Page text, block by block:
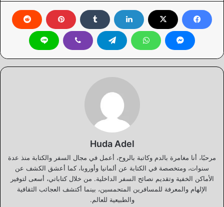
Huda Adel
مرحبًا، أنا مغامرة بالدم وكاتبة بالروح، أعمل في مجال السفر والكتابة منذ عدة
سنوات، ومتخصصة في الكتابة عن ألمانيا وأوروبا، كما أعشق الكشف عن
الأماكن الخفية وتقديم نصائح السفر الداخلية. من خلال كتاباتي، أسعى لتوفير
الإلهام والمعرفة للمسافرين المتحمسين، بينما أكتشف العجائب الثقافية
والطبيعية للعالم.